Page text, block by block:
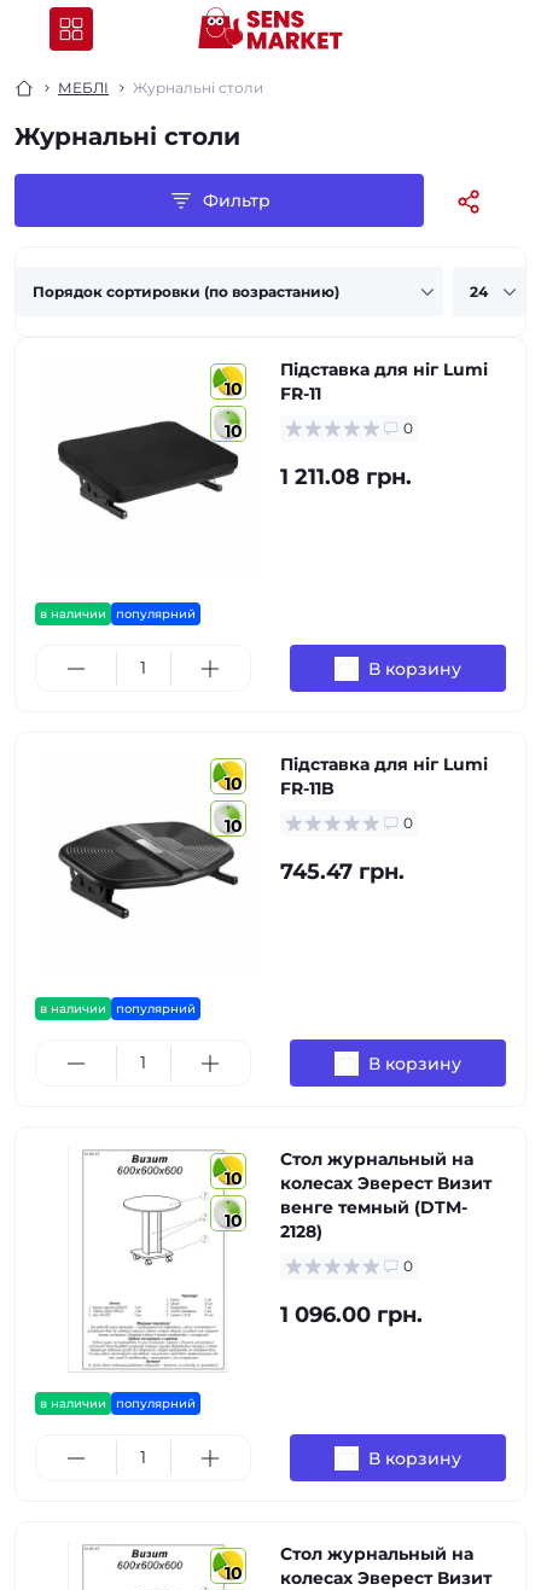
МЕБЛІ Журнальні столи
Журнальні столи
Фильтр
10
10
в наличии популярний
Підставка для ніг Lumi
FR-11
0
1 211.08 грн.
В корзину
10
10
в наличии популярний
Підставка для ніг Lumi
FR-11B
0
745.47 грн.
В корзину
10
10
в наличии популярний
Стол журнальный на
колесах Эверест Визит
венге темный (DTM-
2128)
0
1 096.00 грн.
В корзину
10
Стол журнальный на
колесах Эверест Визит